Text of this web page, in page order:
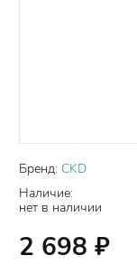
Бренд: CKD
Наличие:
нет в наличии
2 698 ₽